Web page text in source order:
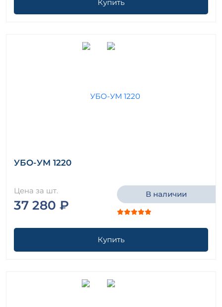
Купить
УБО-УМ 1220
Цена за шт.
37 280 ₽
В наличии
Купить